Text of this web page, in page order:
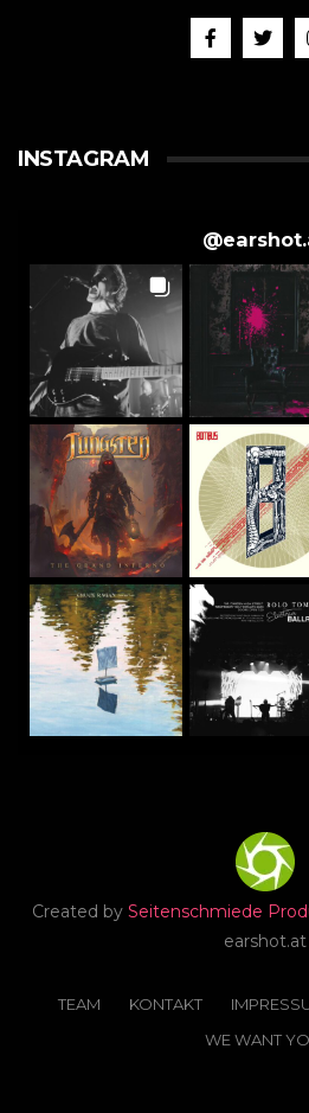
INSTAGRAM
@
Created by Seitenschmiede
earshot.at
TEAM KONTAKT
WE WANT